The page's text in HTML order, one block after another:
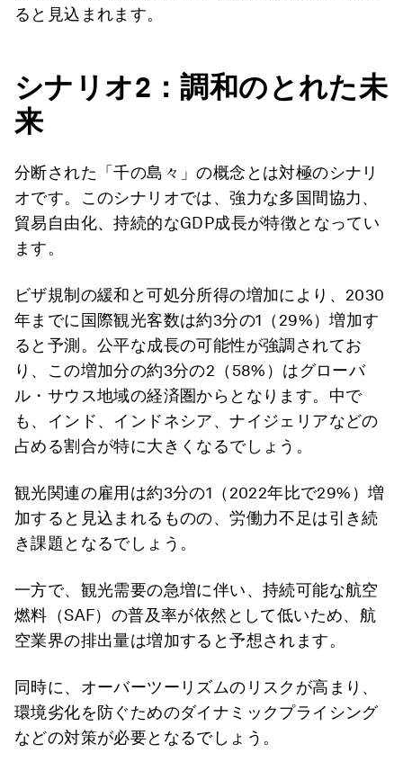
ると見込まれます。
シナリオ2 ：調和のとれた未
来
分断された「千の島々」の概念とは対極のシナリ
オです。このシナリオでは、強力な多国間協力、
貿易自由化、持続的なGDP成長が特徴となってい
ます。
ビザ規制の緩和と可処分所得の増加により、2030
年までに国際観光客数は約3分の1（29%）増加す
ると予測。公平な成長の可能性が強調されてお
り、この増加分の約3分の2（58%）はグローバ
ル・サウス地域の経済圏からとなります。中で
も、インド、インドネシア、ナイジェリアなどの
占める割合が特に大きくなるでしょう。
観光関連の雇用は約3分の1（2022年比で29%）増
加すると見込まれるものの、労働力不足は引き続
き課題となるでしょう。
一方で、観光需要の急増に伴い、持続可能な航空
燃料（SAF）の普及率が依然として低いため、航
空業界の排出量は増加すると予想されます。
同時に、オーバーツーリズムのリスクが高まり、
環境劣化を防ぐためのダイナミックプライシング
などの対策が必要となるでしょう。